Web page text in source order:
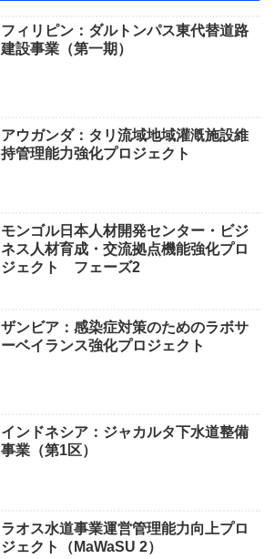
フィリピン：ダルトンパス東代替道路
建設事業（第一期）
アウガンダ：タリ流域地域灌漑施設維
持管理能力強化プロジェクト
モンゴル日本人材開発センター・ビジ
ネス人材育成・交流拠点機能強化プロ
ジェクト フェーズ2
ザンビア：感染症対策のためのラボサ
ーベイランス強化プロジェクト
インドネシア：ジャカルタ下水道整備
事業（第1区）
ラオス水道事業運営管理能力向上プロ
ジェクト（MaWaSU 2）